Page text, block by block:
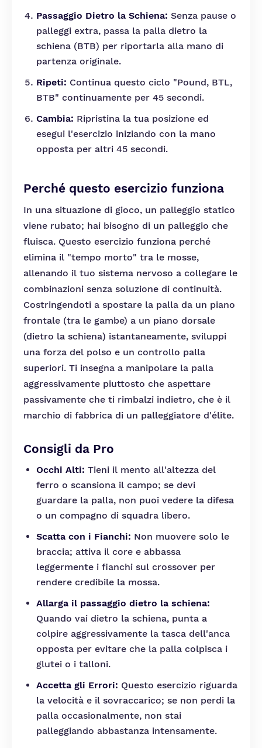
Passaggio Dietro la Schiena: Senza pause o
palleggi extra, passa la palla dietro la
schiena (BTB) per riportarla alla mano di
partenza originale.
Ripeti: Continua questo ciclo "Pound, BTL,
BTB" continuamente per 45 secondi.
Cambia: Ripristina la tua posizione ed
esegui l'esercizio iniziando con la mano
opposta per altri 45 secondi.
Perché questo esercizio funziona
In una situazione di gioco, un palleggio statico
viene rubato; hai bisogno di un palleggio che
fluisca. Questo esercizio funziona perché
elimina il "tempo morto" tra le mosse,
allenando il tuo sistema nervoso a collegare le
combinazioni senza soluzione di continuità.
Costringendoti a spostare la palla da un piano
frontale (tra le gambe) a un piano dorsale
(dietro la schiena) istantaneamente, sviluppi
una forza del polso e un controllo palla
superiori. Ti insegna a manipolare la palla
aggressivamente piuttosto che aspettare
passivamente che ti rimbalzi indietro, che è il
marchio di fabbrica di un palleggiatore d'élite.
Consigli da Pro
Occhi Alti: Tieni il mento all'altezza del
ferro o scansiona il campo; se devi
guardare la palla, non puoi vedere la difesa
o un compagno di squadra libero.
Scatta con i Fianchi: Non muovere solo le
braccia; attiva il core e abbassa
leggermente i fianchi sul crossover per
rendere credibile la mossa.
Allarga il passaggio dietro la schiena:
Quando vai dietro la schiena, punta a
colpire aggressivamente la tasca dell'anca
opposta per evitare che la palla colpisca i
glutei o i talloni.
Accetta gli Errori: Questo esercizio riguarda
la velocità e il sovraccarico; se non perdi la
palla occasionalmente, non stai
palleggiando abbastanza intensamente.